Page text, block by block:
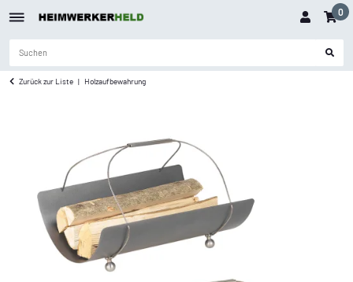
0
Zurück zur Liste Holzaufbewahrung